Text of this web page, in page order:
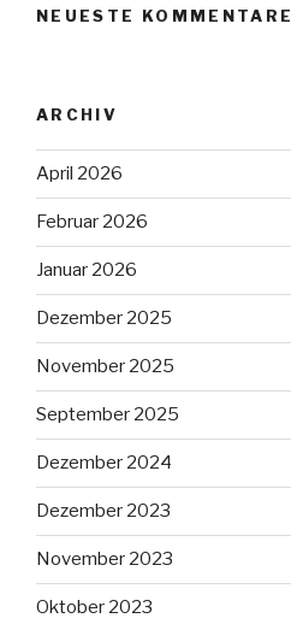
NEUESTE KOMMENTARE
ARCHIV
April 2026
Februar 2026
Januar 2026
Dezember 2025
November 2025
September 2025
Dezember 2024
Dezember 2023
November 2023
Oktober 2023